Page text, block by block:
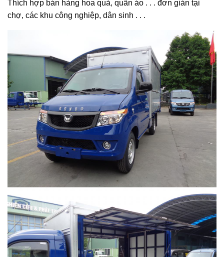
Thích hợp bán hàng hoa quả, quần áo . . . đơn giản tại
chợ, các khu công nghiệp, dân sinh . . .